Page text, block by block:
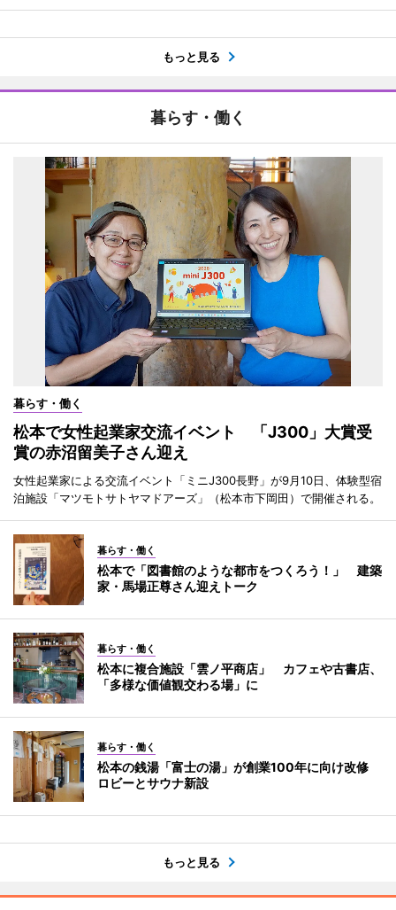
もっと見る
暮らす・働く
暮らす・働く
松本で女性起業家交流イベント 「J300」大賞受
賞の赤沼留美子さん迎え
女性起業家による交流イベント「ミニJ300長野」が9月10日、体験型宿
泊施設「マツモトサトヤマドアーズ」（松本市下岡田）で開催される。
暮らす・働く
松本で「図書館のような都市をつくろう！」 建築
家・馬場正尊さん迎えトーク
暮らす・働く
松本に複合施設「雲ノ平商店」 カフェや古書店、
「多様な価値観交わる場」に
暮らす・働く
松本の銭湯「富士の湯」が創業100年に向け改修
ロビーとサウナ新設
もっと見る